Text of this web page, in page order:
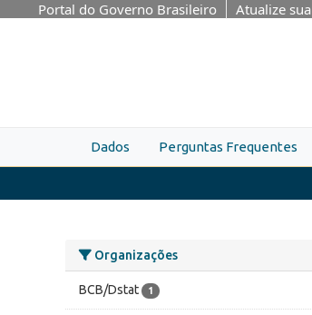
Skip to main content
Portal do Governo Brasileiro Atualize
Dados Perguntas Frequentes
Organizações
BCB/Dstat 1